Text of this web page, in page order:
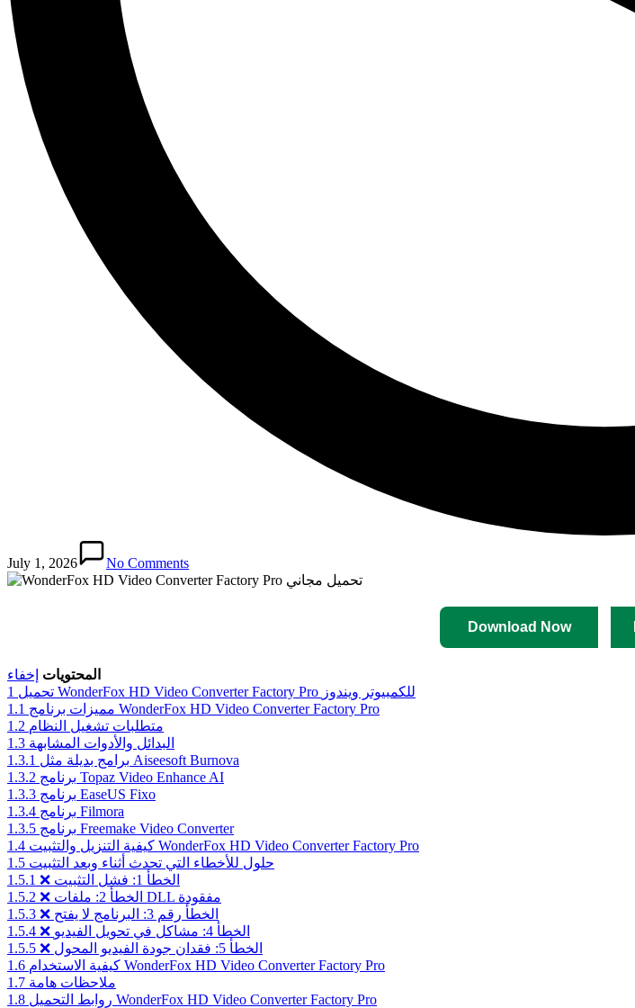
July 1, 2026 No Comments
Download Now
المحتويات إخفاء
1
تحميل WonderFox HD Video Converter Factory Pro للكمبيوتر ويندوز
1.1
مميزات برنامج WonderFox HD Video Converter Factory Pro
1.2 متطلبات تشغيل النظام
1.3 البدائل والأدوات المشابهة
1.3.1
برامج بديلة مثل Aiseesoft Burnova
1.3.2
برنامج Topaz Video Enhance AI
1.3.3
برنامج EaseUS Fixo
1.3.4
برنامج Filmora
1.3.5
برنامج Freemake Video Converter
1.4
كيفية التنزيل والتثبيت WonderFox HD Video Converter Factory Pro
1.5 حلول للأخطاء التي تحدث أثناء وبعد التثبيت
1.5.1
❌ الخطأ 1: فشل التثبيت
1.5.2
❌ الخطأ 2: ملفات DLL مفقودة
1.5.3
❌ الخطأ رقم 3: البرنامج لا يفتح
1.5.4
❌ الخطأ 4: مشاكل في تحويل الفيديو
1.5.5
❌ الخطأ 5: فقدان جودة الفيديو المحول
1.6
كيفية الاستخدام WonderFox HD Video Converter Factory Pro
1.7 ملاحظات هامة
1.8
روابط التحميل WonderFox HD Video Converter Factory Pro